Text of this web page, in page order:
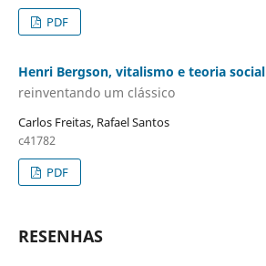
PDF
Henri Bergson, vitalismo e teoria social
reinventando um clássico
Carlos Freitas, Rafael Santos
c41782
PDF
RESENHAS